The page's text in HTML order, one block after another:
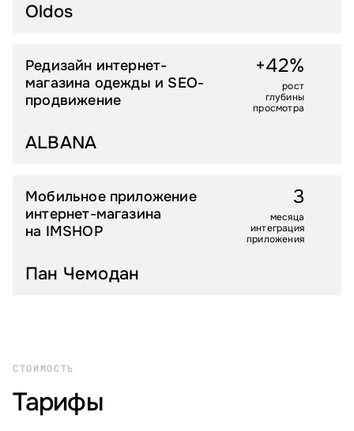
Oldos
FASHION
ALBANA
Редизайн интернет-
магазина одежды и SEO-
продвижение
+42%
рост
глубины
просмотра
LIFESTYLE
Пан Чемодан
Мобильное приложение
интернет-магазина
на IMSHOP
3
месяца
интеграция
приложения
СТОИМОСТЬ
Тарифы